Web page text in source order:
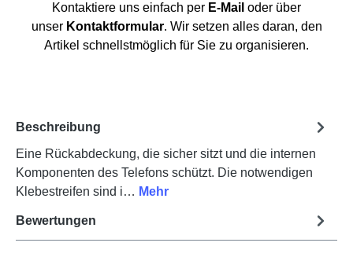
Kontaktiere uns einfach per E-Mail oder über
unser Kontaktformular. Wir setzen alles daran, den
Artikel schnellstmöglich für Sie zu organisieren.
Beschreibung
Eine Rückabdeckung, die sicher sitzt und die internen
Komponenten des Telefons schützt. Die notwendigen
Klebestreifen sind i… Mehr
Bewertungen